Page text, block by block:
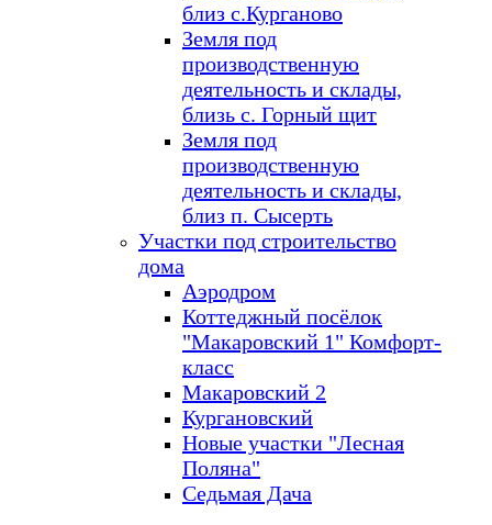
близ с.Курганово
Земля под
производственную
деятельность и склады,
близь с. Горный щит
Земля под
производственную
деятельность и склады,
близ п. Сысерть
Участки под строительство
дома
Аэродром
Коттеджный посёлок
"Макаровский 1" Комфорт-
класс
Макаровский 2
Кургановский
Новые участки "Лесная
Поляна"
Седьмая Дача